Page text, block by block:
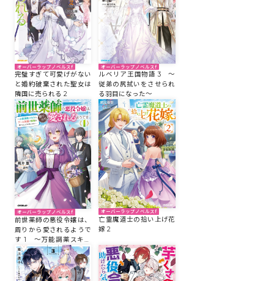
リキューレ
コミックパルフェ
コミックエッセイ
閉じる
オーバーラップノベルスf
完璧すぎて可愛げがない
と婚約破棄された聖女は
隣国に売られる 2
オーバーラップノベルスf
ルベリア王国物語 3 ～
従弟の尻拭いをさせられ
る羽目になった～
オーバーラップノベルスf
前世薬師の悪役令嬢は、
周りから愛されるようで
す 1 ～万能調薬スキル
とゲーム知識で領地を豊
かにしようと思います～
オーバーラップノベルスf
亡霊魔道士の拾い上げ花
嫁 2